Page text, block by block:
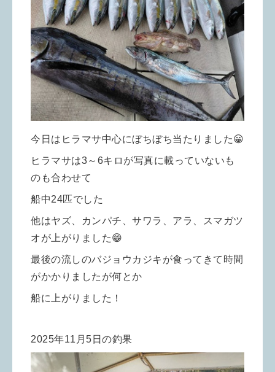
今日はヒラマサ中心にぼちぼち当たりました😀
ヒラマサは3～6キロが写真に載っていないも
のも合わせて
船中24匹でした
他はヤズ、カンパチ、サワラ、アラ、スマガツ
オが上がりました😁
最後の流しのバジョウカジキが食ってきて時間
がかかりましたが何とか
船に上がりました！
2025年11月5日の釣果